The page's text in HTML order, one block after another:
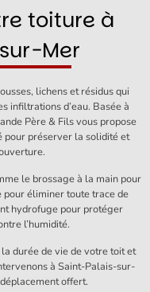
toiture à
Mer
lichens et résidus qui
infiltrations d’eau. Basée à
Père & Fils vous propose
pour préserver la solidité et
le brossage à la main pour
pour éliminer toute trace de
hydrofuge pour protéger
l’humidité.
durée de vie de votre toit et
à Saint-Palais-sur-
offert.